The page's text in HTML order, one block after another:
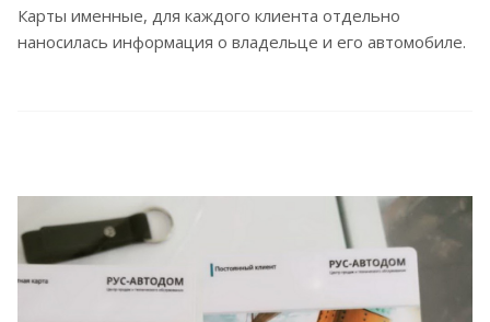
Карты именные, для каждого клиента отдельно
наносилась информация о владельце и его автомобиле.